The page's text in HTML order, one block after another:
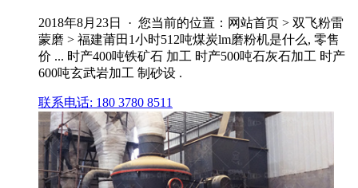
2018年8月23日 · 您当前的位置：网站首页 > 双飞粉雷
蒙磨 > 福建莆田1小时512吨煤炭lm磨粉机是什么, 零售
价 ... 时产400吨铁矿石 加工 时产500吨石灰石加工 时产
600吨玄武岩加工 制砂设 .
联系电话: 180 3780 8511